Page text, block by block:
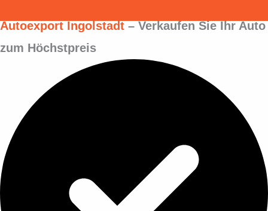
Autoexport Ingolstadt – Verkaufen Sie Ihr Auto
zum Höchstpreis